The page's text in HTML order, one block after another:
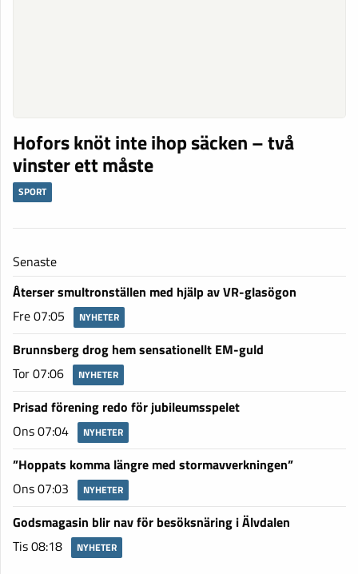
Hofors knöt inte ihop säcken – två
vinster ett måste
SPORT
Senaste
Återser smultronställen med hjälp av VR-glasögon
Fre 07:05
NYHETER
Brunnsberg drog hem sensationellt EM-guld
Tor 07:06
NYHETER
Prisad förening redo för jubileumsspelet
Ons 07:04
NYHETER
”Hoppats komma längre med stormavverkningen”
Ons 07:03
NYHETER
Godsmagasin blir nav för besöksnäring i Älvdalen
Tis 08:18
NYHETER